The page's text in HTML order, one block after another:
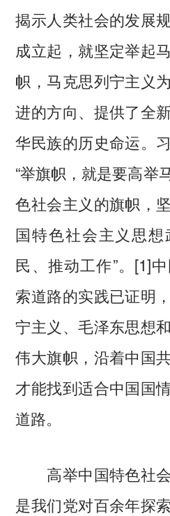
揭示人类社会的发展
成立起，就坚定举起
帜，马克思列宁主义
进的方向、提供了全
华民族的历史命运。
“举旗帜，就是要高举
色社会主义的旗帜，
国特色社会主义思想
民、推动工作”。[1]
索道路的实践已证明
宁主义、毛泽东思想
伟大旗帜，沿着中国
才能找到适合中国国
道路。
高举中国特色社会
是我们党对百余年探